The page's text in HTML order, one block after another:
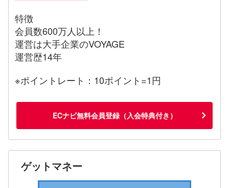
特徴
会員数600万人以上！
運営は大手企業のVOYAGE
運営歴14年
※ポイントレート：10ポイント=1円
ECナビ無料会員登録（入会特典付き）
ゲットマネー